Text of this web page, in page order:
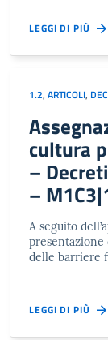
LEGGI DI PIÙ
1.2, ARTICOLI,
cultura
–
–
barriere
musei,
A seguito
delle barriere
LEGGI DI PIÙ